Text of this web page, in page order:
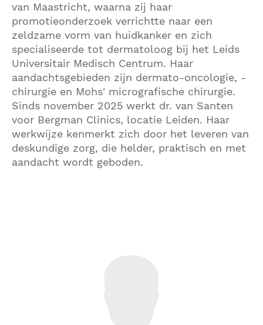
van Maastricht, waarna zij haar
promotieonderzoek verrichtte naar een
zeldzame vorm van huidkanker en zich
specialiseerde tot dermatoloog bij het Leids
Universitair Medisch Centrum. Haar
aandachtsgebieden zijn dermato-oncologie, -
chirurgie en Mohs' micrografische chirurgie.
Sinds november 2025 werkt dr. van Santen
voor Bergman Clinics, locatie Leiden. Haar
werkwijze kenmerkt zich door het leveren van
deskundige zorg, die helder, praktisch en met
aandacht wordt geboden.